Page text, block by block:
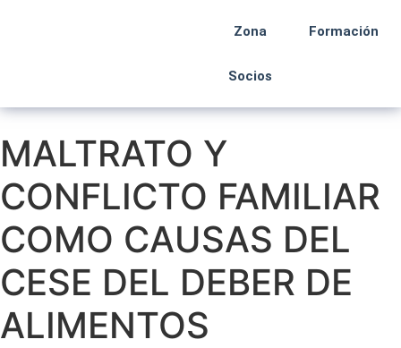
Zona
Socios
Formación
MALTRATO Y
CONFLICTO FAMILIAR
COMO CAUSAS DEL
CESE DEL DEBER DE
ALIMENTOS